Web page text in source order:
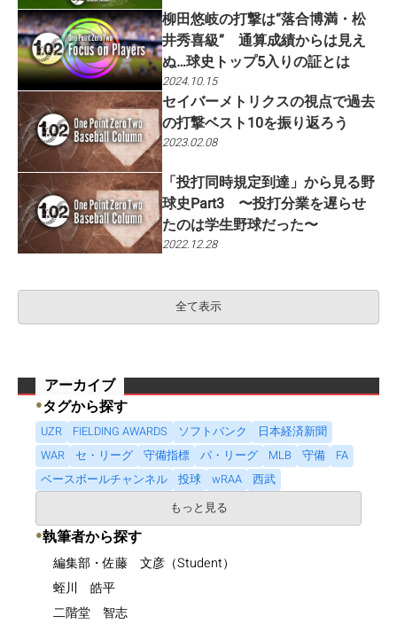
柳田悠岐の打撃は“落合博満・松
井秀喜級” 通算成績からは見え
ぬ…球史トップ5入りの証とは
2024.10.15
セイバーメトリクスの視点で過去
の打撃ベスト10を振り返ろう
2023.02.08
「投打同時規定到達」から見る野
球史Part3 〜投打分業を遅らせ
たのは学生野球だった〜
2022.12.28
全て表示
アーカイブ
●タグから探す
UZR FIELDING AWARDS ソフトバンク
日本経済新聞
WAR
セ・リーグ 守備指標 パ・リーグ MLB 守備
FA
ベースボールチャンネル
投球 wRAA
西武
もっと見る
●執筆者から探す
編集部・佐藤 文彦（Student）
蛭川 皓平
二階堂 智志